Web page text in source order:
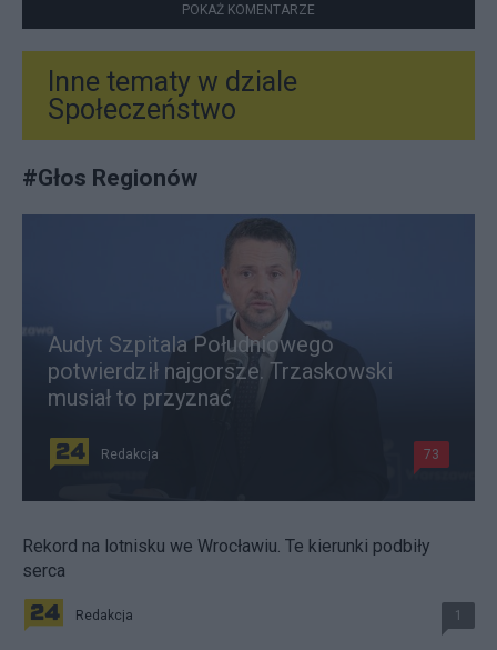
POKAŻ KOMENTARZE
Inne tematy w dziale
Społeczeństwo
#Głos Regionów
Audyt Szpitala Południowego
potwierdził najgorsze. Trzaskowski
musiał to przyznać
Redakcja 73
Rekord na lotnisku we Wrocławiu. Te kierunki podbiły
serca
Redakcja 1